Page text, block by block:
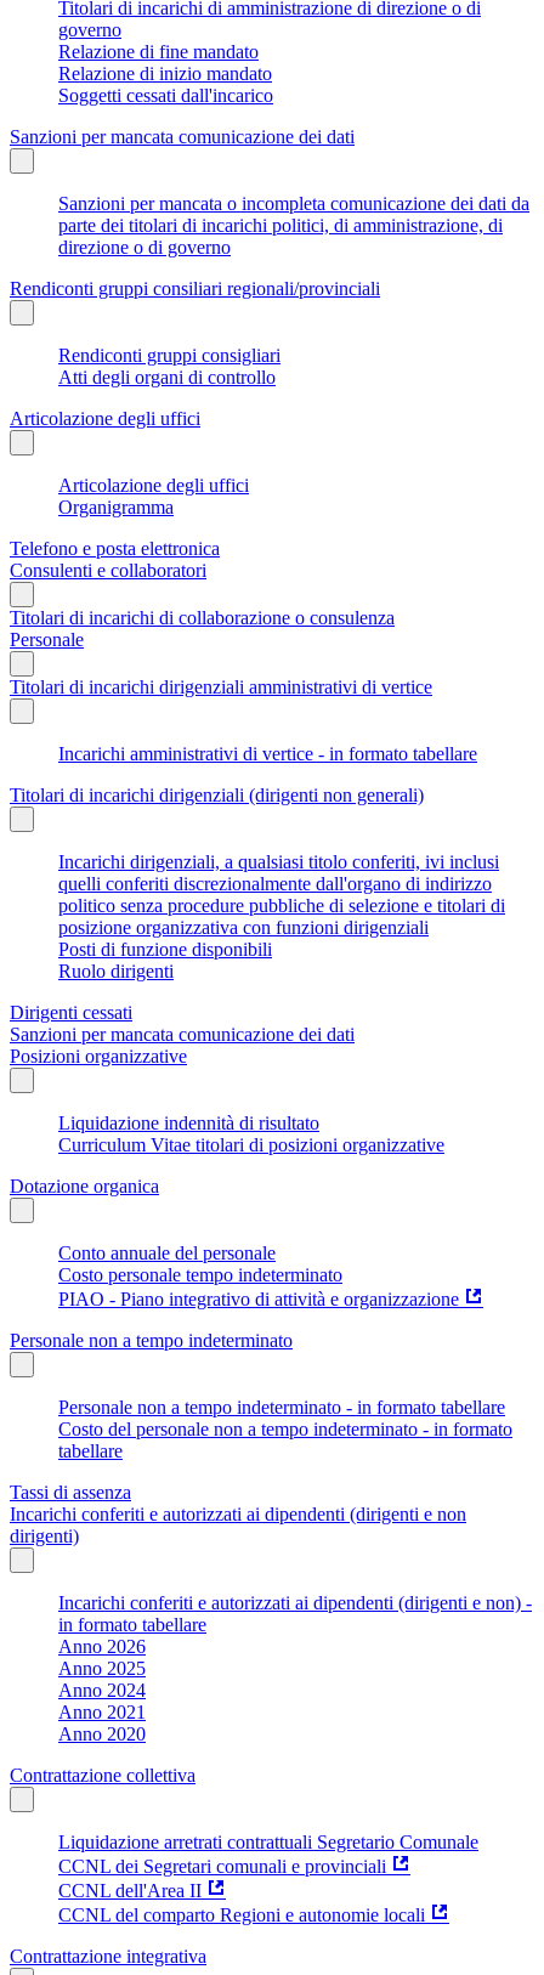
Titolari di incarichi di amministrazione di direzione o di
governo
Relazione di fine mandato
Relazione di inizio mandato
Soggetti cessati dall'incarico
Sanzioni per mancata comunicazione dei dati
Sanzioni per mancata o incompleta comunicazione dei dati da
parte dei titolari di incarichi politici, di amministrazione, di
direzione o di governo
Rendiconti gruppi consiliari regionali/provinciali
Rendiconti gruppi consigliari
Atti degli organi di controllo
Articolazione degli uffici
Articolazione degli uffici
Organigramma
Telefono e posta elettronica
Consulenti e collaboratori
Titolari di incarichi di collaborazione o consulenza
Personale
Titolari di incarichi dirigenziali amministrativi di vertice
Incarichi amministrativi di vertice - in formato tabellare
Titolari di incarichi dirigenziali (dirigenti non generali)
Incarichi dirigenziali, a qualsiasi titolo conferiti, ivi inclusi
quelli conferiti discrezionalmente dall'organo di indirizzo
politico senza procedure pubbliche di selezione e titolari di
posizione organizzativa con funzioni dirigenziali
Posti di funzione disponibili
Ruolo dirigenti
Dirigenti cessati
Sanzioni per mancata comunicazione dei dati
Posizioni organizzative
Liquidazione indennità di risultato
Curriculum Vitae titolari di posizioni organizzative
Dotazione organica
Conto annuale del personale
Costo personale tempo indeterminato
PIAO - Piano integrativo di attività e organizzazione
Personale non a tempo indeterminato
Personale non a tempo indeterminato - in formato tabellare
Costo del personale non a tempo indeterminato - in formato
tabellare
Tassi di assenza
Incarichi conferiti e autorizzati ai dipendenti (dirigenti e non
dirigenti)
Incarichi conferiti e autorizzati ai dipendenti (dirigenti e non) -
in formato tabellare
Anno 2026
Anno 2025
Anno 2024
Anno 2021
Anno 2020
Contrattazione collettiva
Liquidazione arretrati contrattuali Segretario Comunale
CCNL dei Segretari comunali e provinciali
CCNL dell'Area II
CCNL del comparto Regioni e autonomie locali
Contrattazione integrativa